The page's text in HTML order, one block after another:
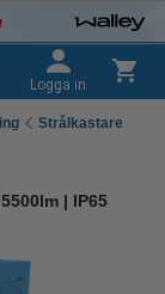
Logga in
Strålkastare
| IP65